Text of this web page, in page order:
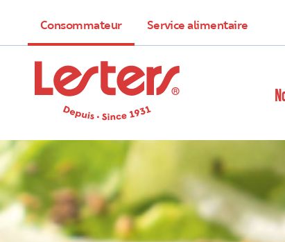
Consommateur Service alimentaire